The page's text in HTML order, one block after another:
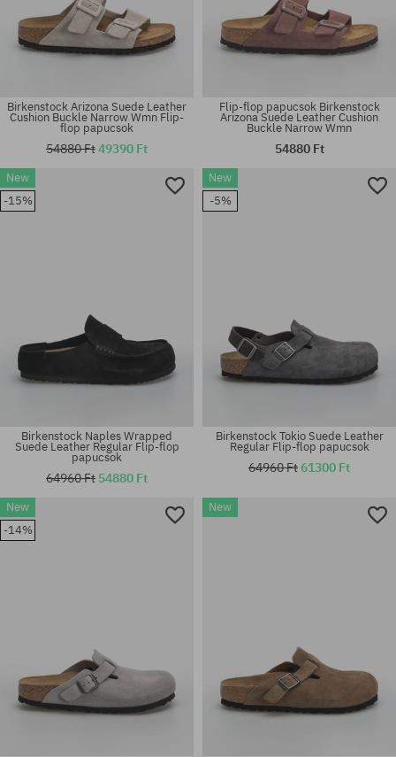
Elérhető méretek:
40; 41; 42; 43; 44; 45; 46
Elérhető méretek:
37; 38; 39; 40
Elérhető méretek:
36; 37; 38; 39; 40; 41
Birkenstock Arizona Suede Leather
Cushion Buckle Narrow Wmn Flip-
flop papucsok
54880 Ft49390 Ft
Elérhető méretek:
37; 38; 39; 40; 41
Flip-flop papucsok Birkenstock
Arizona Suede Leather Cushion
Buckle Narrow Wmn
54880 Ft
New
-15%
Birkenstock Naples Wrapped
Suede Leather Regular Flip-flop
papucsok
64960 Ft 54880 Ft
New
-5%
Birkenstock Tokio Suede Leather
Regular Flip-flop papucsok
64960 Ft61300 Ft
New
-14%
New